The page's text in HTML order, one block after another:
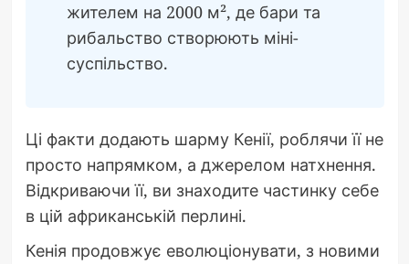
жителем на 2000 м², де бари та
рибальство створюють міні-
суспільство.
Ці факти додають шарму Кенії, роблячи її не
просто напрямком, а джерелом натхнення.
Відкриваючи її, ви знаходите частинку себе
в цій африканській перлині.
Кенія продовжує еволюціонувати, з новими